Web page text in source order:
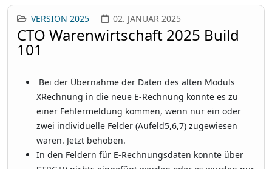
VERSION 2025 02. JANUAR 2025
CTO Warenwirtschaft 2025 Build
101
Bei der Übernahme der Daten des alten Moduls
XRechnung in die neue E-Rechnung konnte es zu
einer Fehlermeldung kommen, wenn nur ein oder
zwei individuelle Felder (Aufeld5,6,7) zugewiesen
waren. Jetzt behoben.
In den Feldern für E-Rechnungsdaten konnte über